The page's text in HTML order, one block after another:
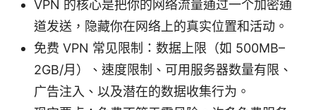
VPN 的核心是把你的网络流量通过一个加密通
道发送，隐藏你在网络上的真实位置和活动。
免费 VPN 常见限制：数据上限（如 500MB–
2GB/月）、速度限制、可用服务器数量有限、
广告注入、以及潜在的数据收集行为。